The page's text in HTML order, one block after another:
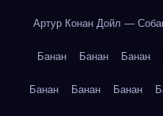
Артур Конан Дойл —
Банан Банан Банан
Банан Банан Банан